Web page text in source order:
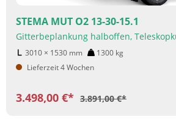
STEMA MUT O2 13-30-15.1
Gitterbeplankung halboffen,
3010 × 1530 mm 1300 kg
Lieferzeit 4 Wochen
3.498,00 €* 3.891,00 €*